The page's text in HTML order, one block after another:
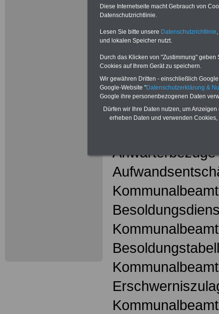
und Frauen im öffentlichen Dienst
>>>mehr Informationen
Mehr
hier
Diese Internetseite macht Gebrauch von
Datenschutzrichtlinie.
Lesen Sie bitte unsere Datenschutzrichtlinie
und lokalen Speicher nutzt.
Durch das Klicken von "Zustimmung"
Cookies auf Ihrem Gerät zu speichern.
Wir gewähren Dritten - einschließlich
Google-Website "Datenschutzerklärung &
Google ihre personenbezogenen Daten
Dürfen wir Ihre Daten nutzen, um
erheben Daten und verwenden